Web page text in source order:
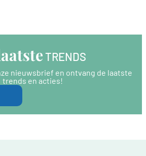
TRENDS
nieuwsbrief en ontvang de laatste
trends en acties!